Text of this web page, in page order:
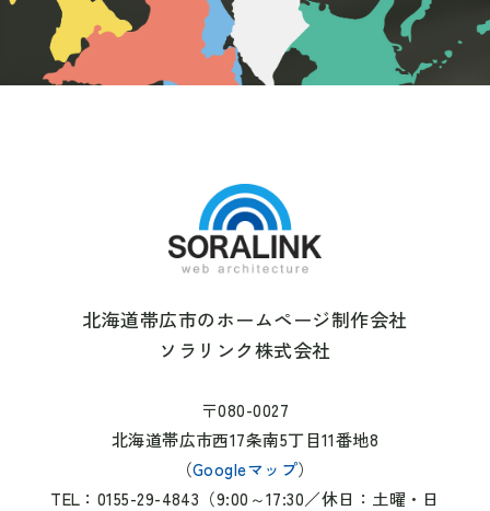
北海道帯広市のホームページ制作会社
ソラリンク株式会社
〒080-0027
北海道帯広市西17条南5丁目11番地8
（Googleマップ）
TEL：0155-29-4843（9:00～17:30／休日：土曜・日